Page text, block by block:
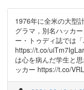
1976年に全米の大型
グラマ，別名ハッカ
ー・トゥディ誌では
https://t.co/
は心を病んだ学生と
ッカー https://t.co/